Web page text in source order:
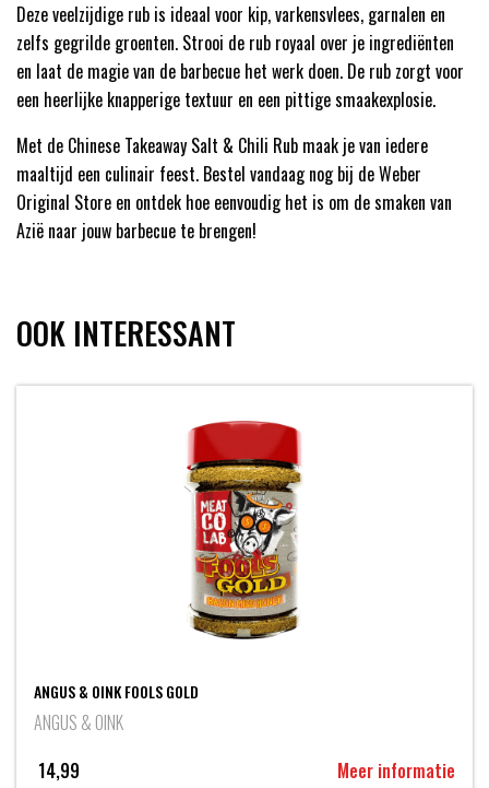
Deze veelzijdige rub is ideaal voor kip, varkensvlees, garnalen en
zelfs gegrilde groenten. Strooi de rub royaal over je ingrediënten
en laat de magie van de barbecue het werk doen. De rub zorgt voor
een heerlijke knapperige textuur en een pittige smaakexplosie.
Met de Chinese Takeaway Salt & Chili Rub maak je van iedere
maaltijd een culinair feest. Bestel vandaag nog bij de Weber
Original Store en ontdek hoe eenvoudig het is om de smaken van
Azië naar jouw barbecue te brengen!
OOK INTERESSANT
ANGUS & OINK FOOLS GOLD
ANGUS & OINK
14,99
Meer informatie